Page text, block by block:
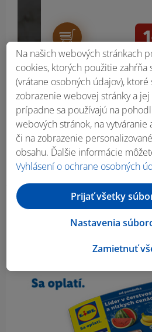
Obsah bočného
Na našich webových stránkach
cookies, ktorých použitie zahŕňa
(vrátane osobných údajov),
zobrazenie webovej stránky a
prípadne sa používajú na
webových stránok, na vytváranie
či na zobrazenie
obsahu. Ďalšie informácie
Vyhlásení o ochrane osobných
Zamietnuť
Nastavenia
Prijať všetky